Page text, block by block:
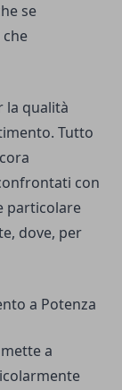
se
la qualità
Tutto
con
particolare
dove, per
a Potenza
a